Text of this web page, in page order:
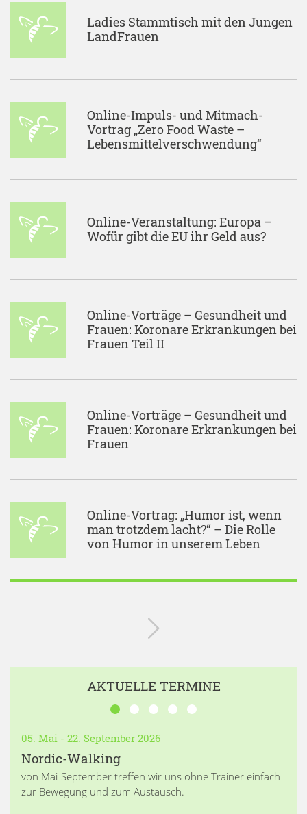
Ladies Stammtisch mit den Jungen
LandFrauen
Online-Impuls- und Mitmach-
Vortrag „Zero Food Waste –
Lebensmittelverschwendung“
Online-Veranstaltung: Europa –
Wofür gibt die EU ihr Geld aus?
Online-Vorträge – Gesundheit und
Frauen: Koronare Erkrankungen bei
Frauen Teil II
Online-Vorträge – Gesundheit und
Frauen: Koronare Erkrankungen bei
Frauen
Online-Vortrag: „Humor ist, wenn
man trotzdem lacht?“ – Die Rolle
von Humor in unserem Leben
AKTUELLE TERMINE
05. Mai - 22. September 2026
Nordic-Walking
von Mai-September treffen wir uns ohne Trainer einfach
zur Bewegung und zum Austausch.